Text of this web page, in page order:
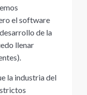
el software
de la
llenar
la industria del